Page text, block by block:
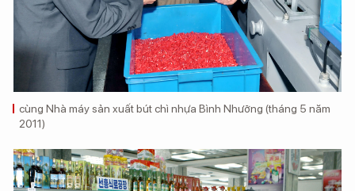
cùng Nhà máy sản xuất bút chì nhựa Bình Nhưỡng (tháng 5 năm
2011)